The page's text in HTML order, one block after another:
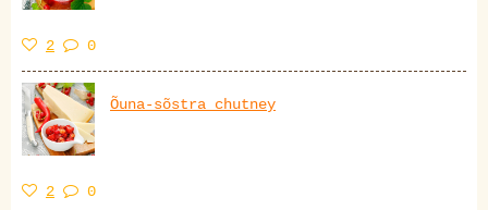
2 0
Õuna-sõstra chutney
2 0